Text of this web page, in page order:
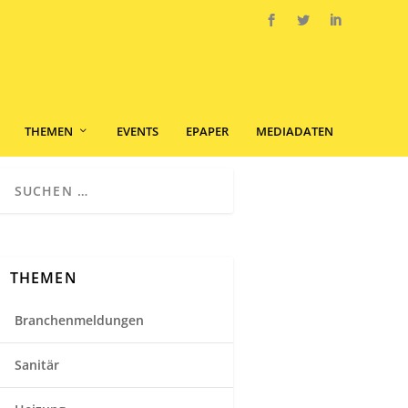
THEMEN EVENTS EPAPER MEDIADATEN
THEMEN
Branchenmeldungen
Sanitär